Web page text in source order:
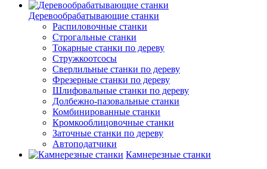
Деревообрабатывающие станки
Распиловочные станки
Строгальные станки
Токарные станки по дереву
Стружкоотсосы
Сверлильные станки по дереву
Фрезерные станки по дереву
Шлифовальные станки по дереву
Долбежно-пазовальные станки
Комбинированные станки
Кромкооблицовочные станки
Заточные станки по дереву
Автоподатчики
Камнерезные станки